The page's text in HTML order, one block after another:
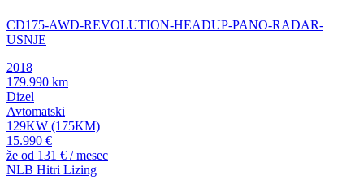
CD175-AWD-REVOLUTION-HEADUP-PANO-RADAR-
USNJE
2018
179.990 km
Dizel
Avtomatski
129KW (175KM)
15.990 €
že od 131 € / mesec
NLB Hitri Lizing